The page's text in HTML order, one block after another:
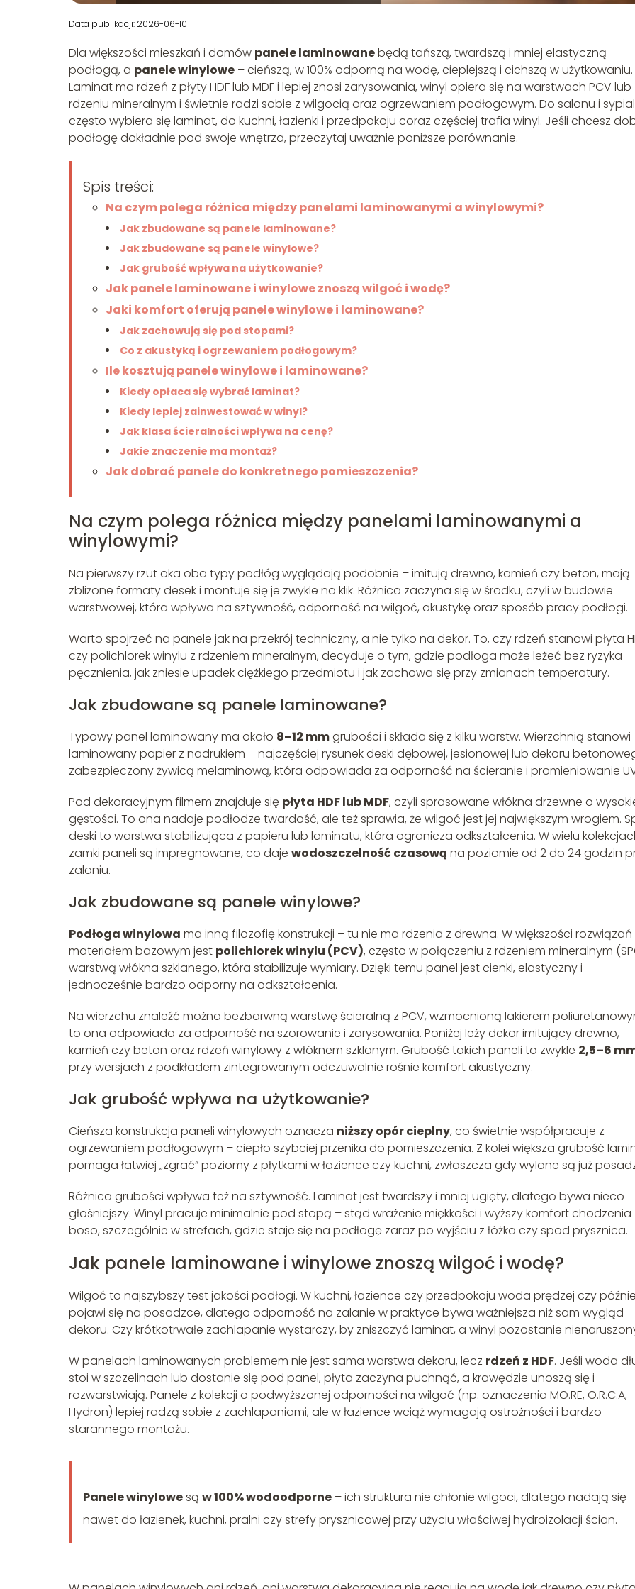
Data publikacji: 2026-06-10
Dla większości mieszkań i domów panele laminowanebędą tańszą, twardszą i mniej elastyczną
podłogą, a panele winylowe – cieńszą, w 100% odporną na wodę, cieplejszą i cichszą w użytkowaniu.
Laminat ma rdzeń z płyty HDF lub MDF i lepiej znosi zarysowania, winyl opiera się na warstwach PCV lub
rdzeniu mineralnym i świetnie radzi sobie z wilgocią oraz ogrzewaniem podłogowym. Do salonu i
często wybiera się laminat, do kuchni, łazienki i przedpokoju coraz częściej trafia winyl. Jeśli chcesz
podłogę dokładnie pod swoje wnętrza, przeczytaj uważnie poniższe porównanie.
Spis treści:
Na czym polega różnica między panelami laminowanymi a winylowymi?
Jak zbudowane są panele laminowane?
Jak zbudowane są panele winylowe?
Jak grubość wpływa na użytkowanie?
Jak panele laminowane i winylowe znoszą wilgoć i wodę?
Jaki komfort oferują panele winylowe i laminowane?
Jak zachowują się pod stopami?
Co z akustyką i ogrzewaniem podłogowym?
Ile kosztują panele winylowe i laminowane?
Kiedy opłaca się wybrać laminat?
Kiedy lepiej zainwestować w winyl?
Jak klasa ścieralności wpływa na cenę?
Jakie znaczenie ma montaż?
Jak dobrać panele do konkretnego pomieszczenia?
Na czym polega różnica między panelami laminowanymi a
winylowymi?
Na pierwszy rzut oka oba typy podłóg wyglądają podobnie – imitują drewno, kamień czy beton, mają
zbliżone formaty desek i montuje się je zwykle na klik. Różnica zaczyna się w środku, czyli w budowie
warstwowej, która wpływa na sztywność, odporność na wilgoć, akustykę oraz sposób pracy podłogi.
Warto spojrzeć na panele jak na przekrój techniczny, a nie tylko na dekor. To, czy rdzeń stanowi płyta
czy polichlorek winylu z rdzeniem mineralnym, decyduje o tym, gdzie podłoga może leżeć bez ryzyka
pęcznienia, jak zniesie upadek ciężkiego przedmiotu i jak zachowa się przy zmianach temperatury.
Jak zbudowane są panele laminowane?
Typowy panel laminowany ma około 8–12 mmgrubości i składa się z kilku warstw. Wierzchnią stanowi
laminowany papier z nadrukiem – najczęściej rysunek deski dębowej, jesionowej lub dekoru
zabezpieczony żywicą melaminową, która odpowiada za odporność na ścieranie i promieniowanie
Pod dekoracyjnym filmem znajduje się płyta HDF lub MDF, czyli sprasowane włókna drzewne o
gęstości. To ona nadaje podłodze twardość, ale też sprawia, że wilgoć jest jej największym wrogiem.
deski to warstwa stabilizująca z papieru lub laminatu, która ogranicza odkształcenia. W wielu
zamki paneli są impregnowane, co daje wodoszczelność czasową na poziomie od 2 do 24 godzin
zalaniu.
Jak zbudowane są panele winylowe?
Podłoga winylowa ma inną filozofię konstrukcji – tu nie ma rdzenia z drewna. W większości rozwiązań
materiałem bazowym jest polichlorek winylu (PCV), często w połączeniu z rdzeniem mineralnym
warstwą włókna szklanego, która stabilizuje wymiary. Dzięki temu panel jest cienki, elastyczny i
jednocześnie bardzo odporny na odkształcenia.
Na wierzchu znaleźć można bezbarwną warstwę ścieralną z PCV, wzmocnioną lakierem
to ona odpowiada za odporność na szorowanie i zarysowania. Poniżej leży dekor imitujący drewno,
kamień czy beton oraz rdzeń winylowy z włóknem szklanym. Grubość takich paneli to zwykle 2,5–6
przy wersjach z podkładem zintegrowanym odczuwalnie rośnie komfort akustyczny.
Jak grubość wpływa na użytkowanie?
Cieńsza konstrukcja paneli winylowych oznacza niższy opór cieplny, co świetnie współpracuje z
ogrzewaniem podłogowym – ciepło szybciej przenika do pomieszczenia. Z kolei większa grubość
pomaga łatwiej „zgrać” poziomy z płytkami w łazience czy kuchni, zwłaszcza gdy wylane są już
Różnica grubości wpływa też na sztywność. Laminat jest twardszy i mniej ugięty, dlatego bywa nieco
głośniejszy. Winyl pracuje minimalnie pod stopą – stąd wrażenie miękkości i wyższy komfort chodzenia
boso, szczególnie w strefach, gdzie staje się na podłogę zaraz po wyjściu z łóżka czy spod prysznica.
Jak panele laminowane i winylowe znoszą wilgoć i wodę?
Wilgoć to najszybszy test jakości podłogi. W kuchni, łazience czy przedpokoju woda prędzej czy
pojawi się na posadzce, dlatego odporność na zalanie w praktyce bywa ważniejsza niż sam wygląd
dekoru. Czy krótkotrwałe zachlapanie wystarczy, by zniszczyć laminat, a winyl pozostanie
W panelach laminowanych problemem nie jest sama warstwa dekoru, lecz rdzeń z HDF. Jeśli woda
stoi w szczelinach lub dostanie się pod panel, płyta zaczyna puchnąć, a krawędzie unoszą się i
rozwarstwiają. Panele z kolekcji o podwyższonej odporności na wilgoć (np. oznaczenia MO.RE, O.R.C.A,
Hydron) lepiej radzą sobie z zachlapaniami, ale w łazience wciąż wymagają ostrożności i bardzo
starannego montażu.
Panele winylowesą w 100% wodoodporne – ich struktura nie chłonie wilgoci, dlatego nadają się
nawet do łazienek, kuchni, pralni czy strefy prysznicowej przy użyciu właściwej hydroizolacji ścian.